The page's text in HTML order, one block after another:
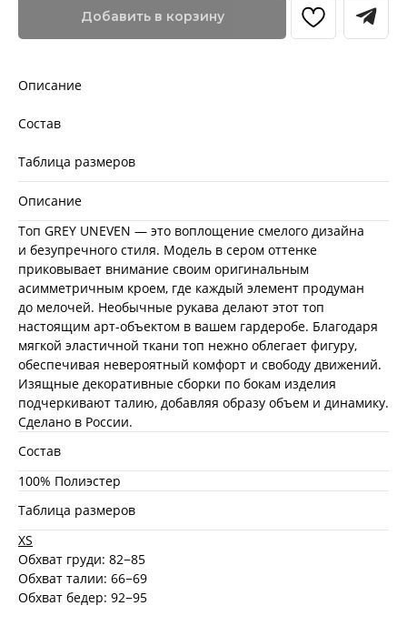
Добавить в корзину
Описание
Состав
Таблица размеров
Описание
Топ GREY UNEVEN — это воплощение смелого дизайна
и безупречного стиля. Модель в сером оттенке
приковывает внимание своим оригинальным
асимметричным кроем, где каждый элемент продуман
до мелочей. Необычные рукава делают этот топ
настоящим арт-объектом в вашем гардеробе. Благодаря
мягкой эластичной ткани топ нежно облегает фигуру,
обеспечивая невероятный комфорт и свободу движений.
Изящные декоративные сборки по бокам изделия
подчеркивают талию, добавляя образу объем и динамику.
Сделано в России.
Состав
100% Полиэстер
Таблица размеров
XS
Обхват груди: 82−85
Обхват талии: 66−69
Обхват бедер: 92−95